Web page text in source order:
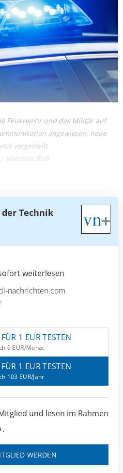
Feuerwehr und das Militär auf
angewiesen, neue
vorgestellt.
Matthias Balk
Technik
weiterlesen
nachrichten.com
1 EUR TESTEN
9 EUR/Monat
1 EUR TESTEN
103 EUR/Jahr
und lesen im Rahmen
WERDEN